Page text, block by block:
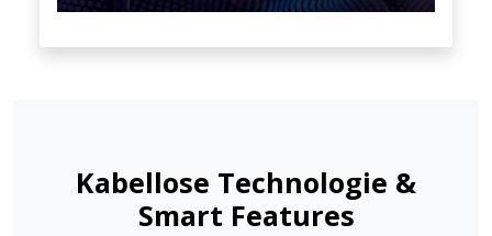
Kabellose Technologie &
Smart Features